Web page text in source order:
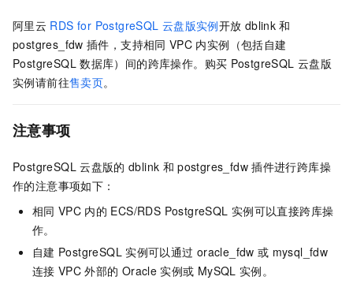
阿里云 RDS for PostgreSQL 云盘版实例开放 dblink 和
postgres_fdw 插件，支持相同 VPC 内实例（包括自建
PostgreSQL 数据库）间的跨库操作。购买 PostgreSQL 云盘版
实例请前往售卖页。
注意事项
PostgreSQL 云盘版的 dblink 和 postgres_fdw 插件进行跨库操
作的注意事项如下：
相同 VPC 内的 ECS/RDS PostgreSQL 实例可以直接跨库操
作。
自建 PostgreSQL 实例可以通过 oracle_fdw 或 mysql_fdw
连接 VPC 外部的 Oracle 实例或 MySQL 实例。